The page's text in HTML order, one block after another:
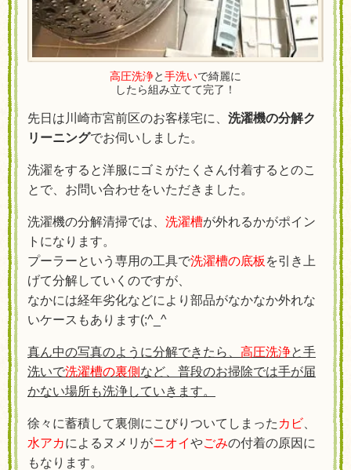
高圧洗浄と手洗いで綺麗に
したら組み立てて完了！
先日は川崎市宮前区のお客様宅に、 洗濯機の分解ク
リーニングでお伺いしました。
洗濯をすると洋服にゴミがたくさん付着するとのこ
とで、お問い合わせをいただきました。
洗濯機の分解清掃では、 洗濯槽が外れるかがポイン
トになります。
プーラーという専用の工具で洗濯槽の底板 を引き上
げて分解していくのですが、
なかには経年劣化などにより部品がなかなか外れな
いケースもあります(;^_^
真ん中の写真のように分解できたら、 高圧洗浄と手
洗いで洗濯槽の裏側 など、普段のお掃除では手が届
かない場所も洗浄していきます。
徐々に蓄積して裏側にこびりついてしまった カビ
水アカによるヌメリがニオイやごみの付着の原因に
もなります。